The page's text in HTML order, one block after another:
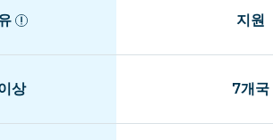
지원
상 7개국